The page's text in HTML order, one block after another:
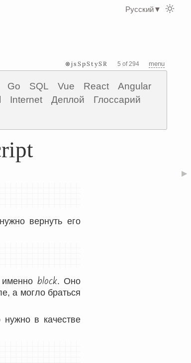
⊗jsSpStySR 5 of 294 menu
Go SQL Vue React
Angular
Internet Деплой
Глоссарий
▶
нужно вернуть его
block. Оно
а могло браться
нужно в качестве
Русский▼